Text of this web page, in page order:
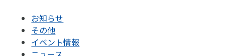
お知らせ
その他
イベント情報